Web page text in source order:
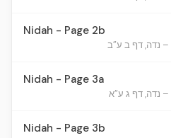
Nidah - Page 2b
Nidah - Page 3a
Nidah - Page 3b